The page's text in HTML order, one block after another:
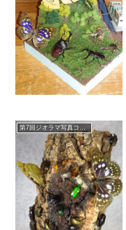
第7回ジオラマ写真コンテスト